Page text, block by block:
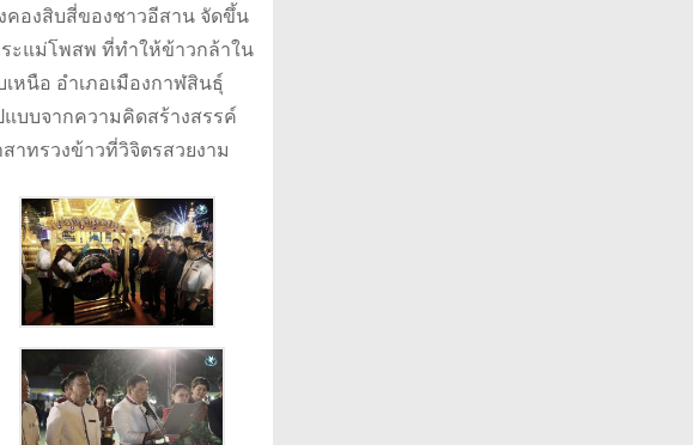
คองสิบสี่ของชาวอีสาน จัดขึ้น
ะแม่โพสพ ที่ทำให้ข้าวกล้าใน
นือ อำเภอเมืองกาฬสินธุ์
บบจากความคิดสร้างสรรค์
าทรวงข้าวที่วิจิตรสวยงาม